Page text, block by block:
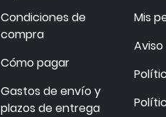
Condiciones de
compra
Cómo pagar
Gastos de envío y
plazos de entrega
Mis